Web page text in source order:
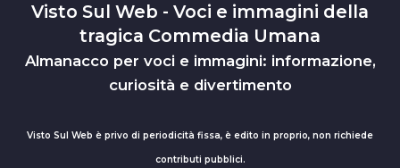
Visto Sul Web - Voci e immagini della
tragica Commedia Umana
Almanacco per voci e immagini: informazione,
curiosità e divertimento
Visto Sul Web è privo di periodicità fissa, è edito in proprio, non richiede
contributi pubblici.